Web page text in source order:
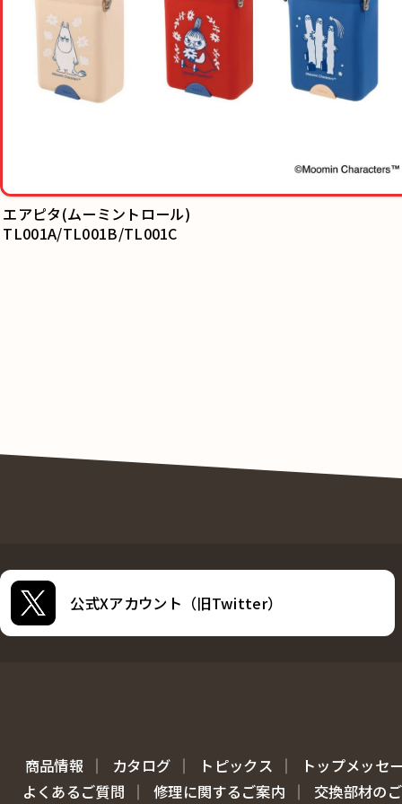
エアピタ(ムーミントロール)
公式Xアカウント（旧Twitter）
商品情報 カタログ トピックス
トップメッセ
よくあるご質問
修理に関するご案内 交換部材の